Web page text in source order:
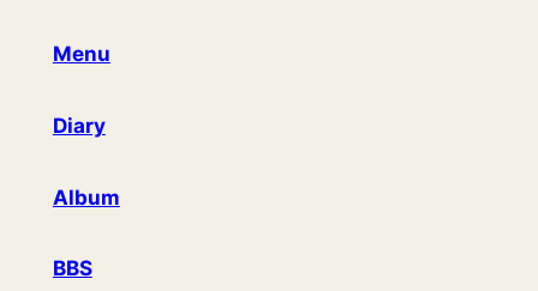
Menu
Diary
Album
BBS